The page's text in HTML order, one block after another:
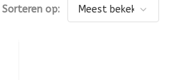
Sorteren op: